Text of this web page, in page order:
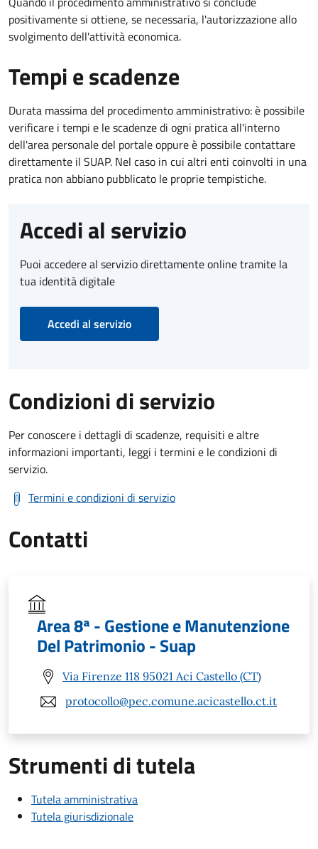
positivamente si ottiene, se necessaria, l'autorizzazione allo
svolgimento dell'attività economica.
Tempi e scadenze
Durata massima del procedimento amministrativo: è possibile
verificare i tempi e le scadenze di ogni pratica all'interno
dell'area personale del portale oppure è possibile contattare
direttamente il SUAP. Nel caso in cui altri enti coinvolti in una
pratica non abbiano pubblicato le proprie tempistiche.
Accedi al servizio
Puoi accedere al servizio direttamente online tramite la
tua identità digitale
Accedi al servizio
Condizioni di servizio
Per conoscere i dettagli di scadenze, requisiti e altre
informazioni importanti, leggi i termini e le condizioni di
servizio.
Termini e condizioni di servizio
Contatti
Area 8ª - Gestione e Manutenzione
Del Patrimonio - Suap
Via Firenze 118 95021 Aci Castello (CT)
protocollo@pec.comune.acicastello.ct.it
Strumenti di tutela
Tutela amministrativa
Tutela giurisdizionale